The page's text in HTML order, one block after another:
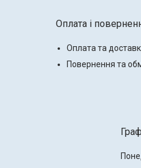
Оплата і
Оплата та
Повернення та